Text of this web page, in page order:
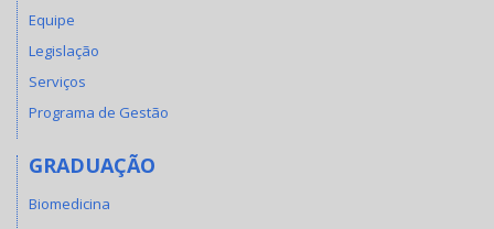
Equipe
Legislação
Serviços
Programa de Gestão
GRADUAÇÃO
Biomedicina